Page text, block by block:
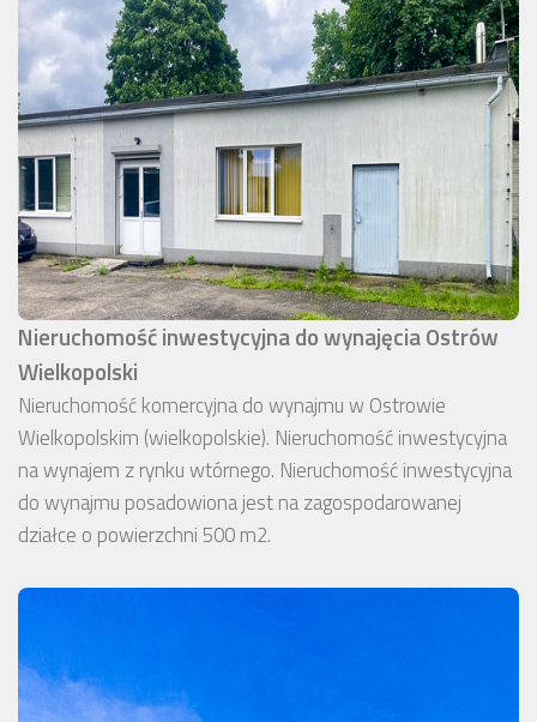
Nieruchomość inwestycyjna do wynajęcia Ostrów
Wielkopolski
Nieruchomość komercyjna do wynajmu w Ostrowie
Wielkopolskim (wielkopolskie). Nieruchomość inwestycyjna
na wynajem z rynku wtórnego. Nieruchomość inwestycyjna
do wynajmu posadowiona jest na zagospodarowanej
działce o powierzchni 500 m2.